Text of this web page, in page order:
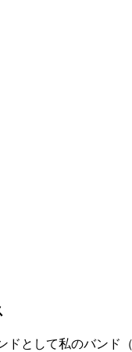
として私のバンド